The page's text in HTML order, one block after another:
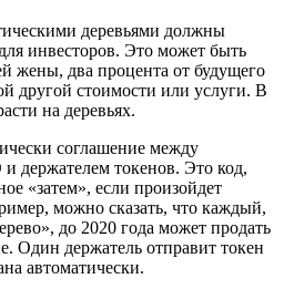
деревьями должны
инвесторов. Это может быть
жены, два процента от будущего
другой стоимости или услуги. В
на деревьях.
соглашение между
держателем токенов. Это код,
«затем», если произойдет
можно сказать, что каждый,
до 2020 года может продать
Один держатель отправит токен
автоматически.